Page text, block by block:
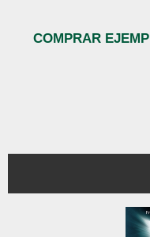
COMPRAR